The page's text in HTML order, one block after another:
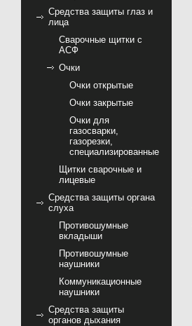
Средства защиты глаз и
лица
Сварочные щитки с
АСФ
Очки
Очки открытые
Очки закрытые
Очки для
газосварки,
газорезки,
специализированные
Щитки сварочные и
лицевые
Средства защиты органа
слуха
Противошумные
вкладыши
Противошумные
наушники
Коммуникационные
наушники
Средства защиты
органов дыхания